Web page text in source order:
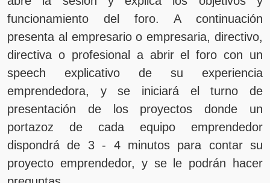
funcionamiento del foro. A continuación
presenta al empresario o empresaria, directivo,
directiva o profesional a abrir el foro con un
speech explicativo de su experiencia
emprendedora, y se iniciará el turno de
presentación de los proyectos donde un
portazoz de cada equipo emprendedor
dispondrá de 3 - 4 minutos para contar su
proyecto emprendedor, y se le podrán hacer